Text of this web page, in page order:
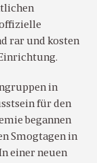
rar und kosten
in
für den
begannen
Smogtagen in
einer neuen